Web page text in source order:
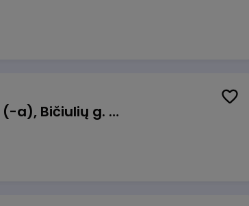
Kasininkas (-ė) - pardavėjas (-a), Bičiulių g. 36, Bukiškis, Vilnius